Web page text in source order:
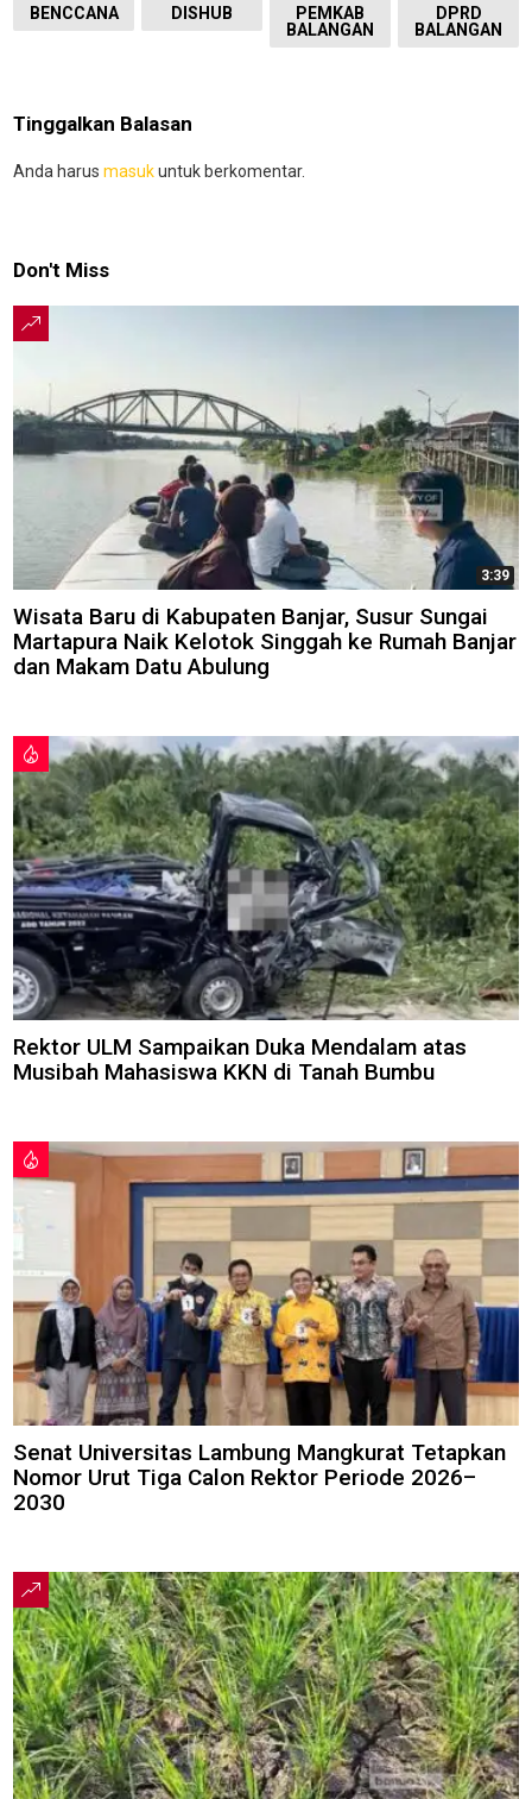
BENCCANA DISHUB
PEMKAB
BALANGAN
DPRD
BALANGAN
Tinggalkan Balasan
Anda harus masukuntuk berkomentar.
Don't Miss
3:39
Wisata Baru di Kabupaten Banjar, Susur Sungai
Martapura Naik Kelotok Singgah ke Rumah Banjar
dan Makam Datu Abulung
Rektor ULM Sampaikan Duka Mendalam atas
Musibah Mahasiswa KKN di Tanah Bumbu
Senat Universitas Lambung Mangkurat Tetapkan
Nomor Urut Tiga Calon Rektor Periode 2026–
2030